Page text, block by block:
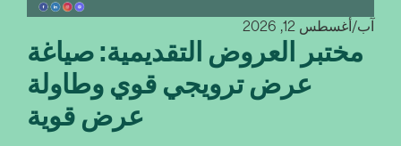
آب/أغسطس 12, 2026
مختبر العروض التقديمية: صياغة
عرض ترويجي قوي وطاولة
عرض قوية